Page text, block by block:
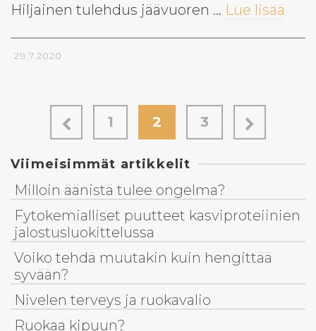
Hiljainen tulehdus jäävuoren … Lue lisää
29.7.2020
1 2 3
Viimeisimmät artikkelit
Milloin äänistä tulee ongelma?
Fytokemialliset puutteet kasviproteiinien
jalostusluokittelussa
Voiko tehdä muutakin kuin hengittää
syvään?
Nivelen terveys ja ruokavalio
Ruokaa kipuun?